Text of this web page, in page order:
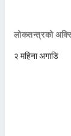
लोकतन्त्रको
२ महिना अगाडि